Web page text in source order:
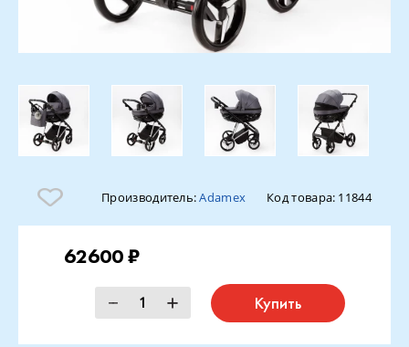
Производитель:Adamex Код товара: 11844
62600 ₽
Купить